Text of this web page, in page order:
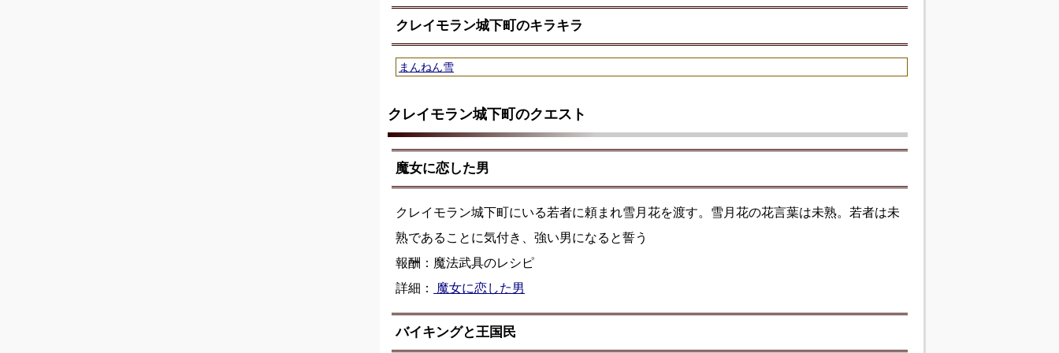
クレイモラン城下町のキラキラ
まんねん雪
クレイモラン城下町のクエスト
魔女に恋した男
クレイモラン城下町にいる若者に頼まれ雪月花を渡す。雪月花の花言葉は未熟。若者は未
熟であることに気付き、強い男になると誓う
報酬：魔法武具のレシピ
詳細：
魔女に恋した男
バイキングと王国民